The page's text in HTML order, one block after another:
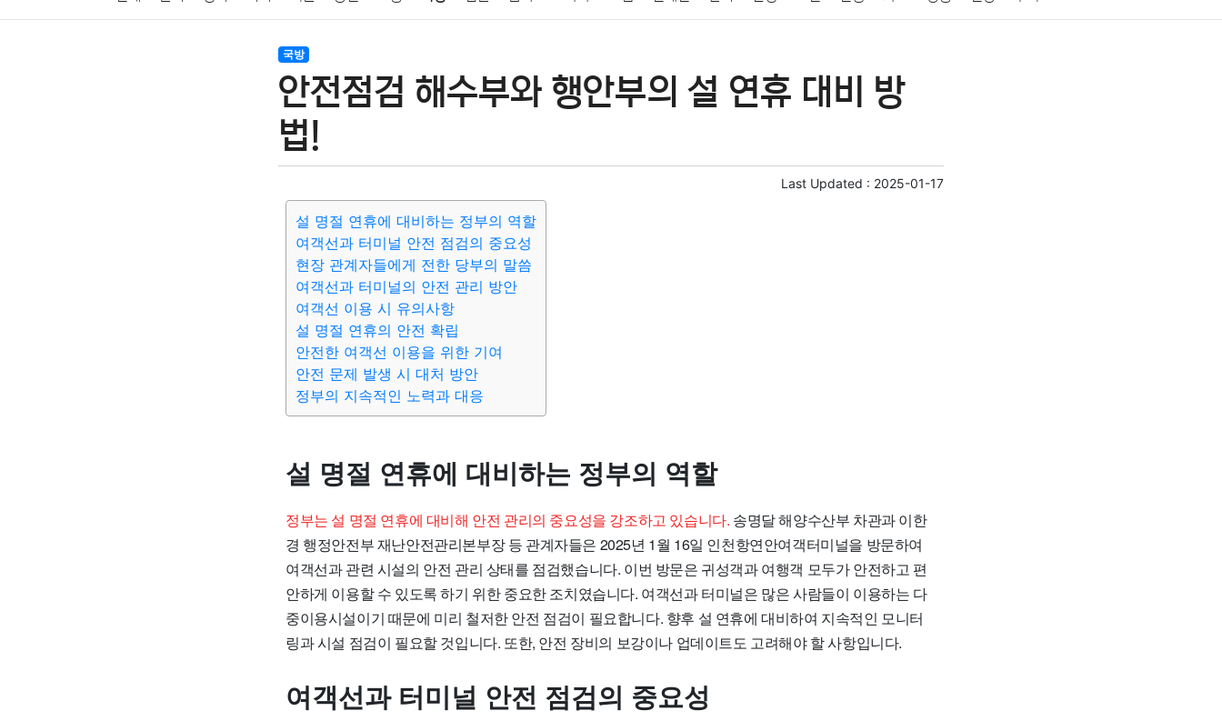
결혼 육아
기술 종교 사회 정치 건강 의료 의학 경제 마케팅 부동산 외국어 교육 교통 생활
국방
안전점검 해수부와 행안부의 설 연휴 대비 방
법!
Last Updated : 2025-01-17
설 명절 연휴에 대비하는 정부의 역할
여객선과 터미널 안전 점검의 중요성
현장 관계자들에게 전한 당부의 말씀
여객선과 터미널의 안전 관리 방안
여객선 이용 시 유의사항
설 명절 연휴의 안전 확립
안전한 여객선 이용을 위한 기여
안전 문제 발생 시 대처 방안
정부의 지속적인 노력과 대응
설 명절 연휴에 대비하는 정부의 역할
정부는 설 명절 연휴에 대비해 안전 관리의 중요성을 강조하고 있습니다. 송명달 해양수산부 차관과 이한
경 행정안전부 재난안전관리본부장 등 관계자들은 2025년 1월 16일 인천항연안여객터미널을 방문하여
여객선과 관련 시설의 안전 관리 상태를 점검했습니다. 이번 방문은 귀성객과 여행객 모두가 안전하고 편
안하게 이용할 수 있도록 하기 위한 중요한 조치였습니다. 여객선과 터미널은 많은 사람들이 이용하는 다
중이용시설이기 때문에 미리 철저한 안전 점검이 필요합니다. 향후 설 연휴에 대비하여 지속적인 모니터
링과 시설 점검이 필요할 것입니다. 또한, 안전 장비의 보강이나 업데이트도 고려해야 할 사항입니다.
여객선과 터미널 안전 점검의 중요성